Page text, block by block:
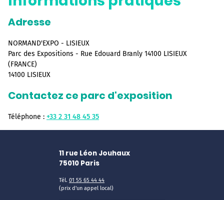
Adresse
NORMAND'EXPO - LISIEUX
Parc des Expositions - Rue Edouard Branly 14100 LISIEUX
(FRANCE)
14100 LISIEUX
Contactez ce parc d'exposition
Téléphone : +33 2 31 48 45 35
11 rue Léon Jouhaux
75010 Paris
Tél. 01 55 65 44 44
(prix d'un appel local)